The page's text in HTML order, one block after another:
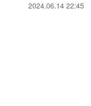
2024.06.14 22:45